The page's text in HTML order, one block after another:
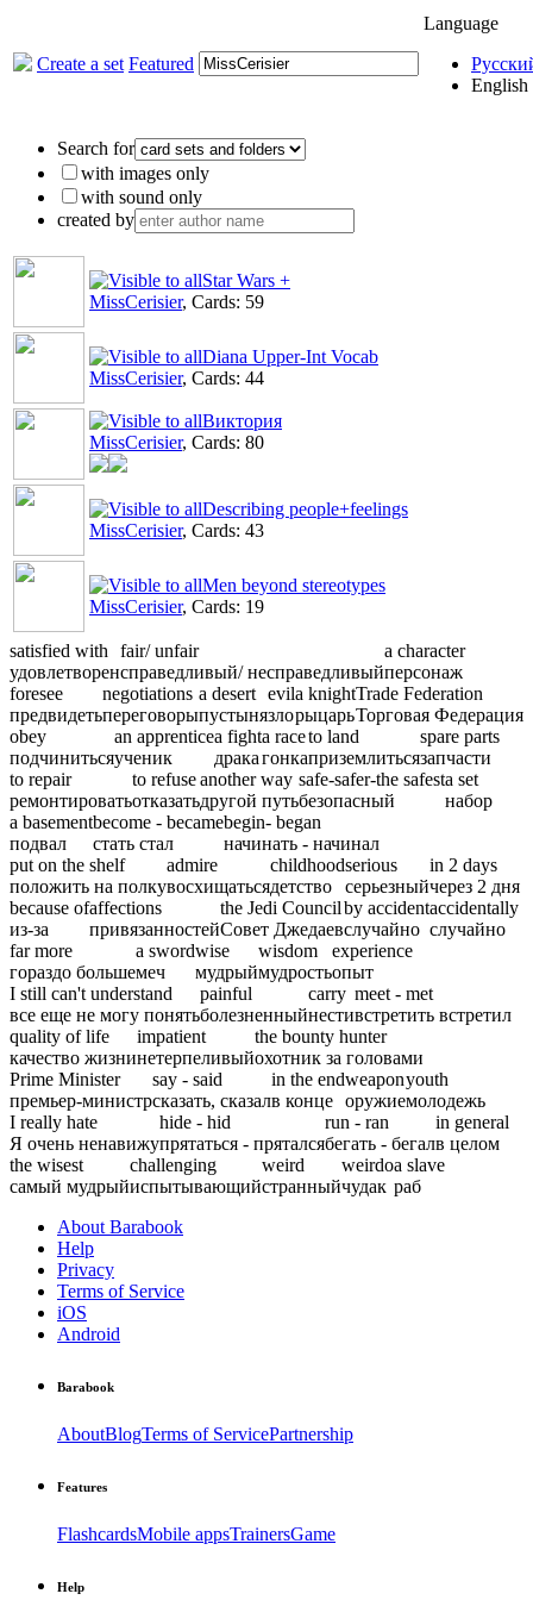
Create a set Featured
Language
English
Search for
with images only
with sound only
created by
Star Wars +
MissCerisier, Cards: 59
Diana Upper-Int Vocab
MissCerisier, Cards: 44
Виктория
MissCerisier, Cards: 80
Describing people+feelings
MissCerisier, Cards: 43
Men beyond stereotypes
MissCerisier, Cards: 19
satisfied with
удовлетворен
fair/ unfair
справедливый/ несправедливый
a character
персонаж
foresee
предвидеть
negotiations
переговоры
a desert
пустыня
evil
зло
a knight
рыцарь
Trade Federation
Торговая Федерация
obey
подчиниться
an apprentice
ученик
a fight
драка
a race
гонка
to land
приземлиться
spare parts
запчасти
to repair
ремонтировать
to refuse
отказать
another way
другой путь
safe-safer-the safest
безопасный
a set
набор
a basement
подвал
become - became
стать стал
begin- began
начинать - начинал
put on the shelf
положить на полку
admire
восхищаться
childhood
детство
serious
серьезный
in 2 days
через 2 дня
because of
из-за
affections
привязанностей
the Jedi Council
Совет Джедаев
by accident
случайно
accidentally
случайно
far more
гораздо больше
a sword
меч
wise
мудрый
wisdom
мудрость
experience
опыт
I still can't understand
все еще не могу понять
painful
болезненный
carry
нести
meet - met
встретить встретил
quality of life
качество жизни
impatient
нетерпеливый
the bounty hunter
охотник за головами
Prime Minister
премьер-министр
say - said
сказать, сказал
in the end
в конце
weapon
оружие
youth
молодежь
I really hate
Я очень ненавижу
hide - hid
прятаться - прятался
run - ran
бегать - бегал
in general
в целом
the wisest
самый мудрый
challenging
испытывающий
weird
странный
weirdo
чудак
a slave
раб
About Barabook
Help
Privacy
Terms of Service
iOS
Android
Barabook
AboutBlogTerms of ServicePartnership
Features
FlashcardsMobile appsTrainersGame
Help